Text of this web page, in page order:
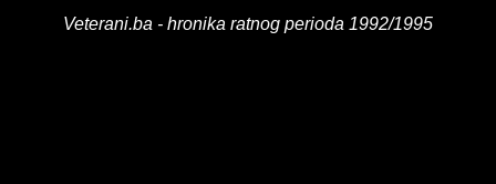
Veterani.ba - hronika ratnog perioda 1992/1995